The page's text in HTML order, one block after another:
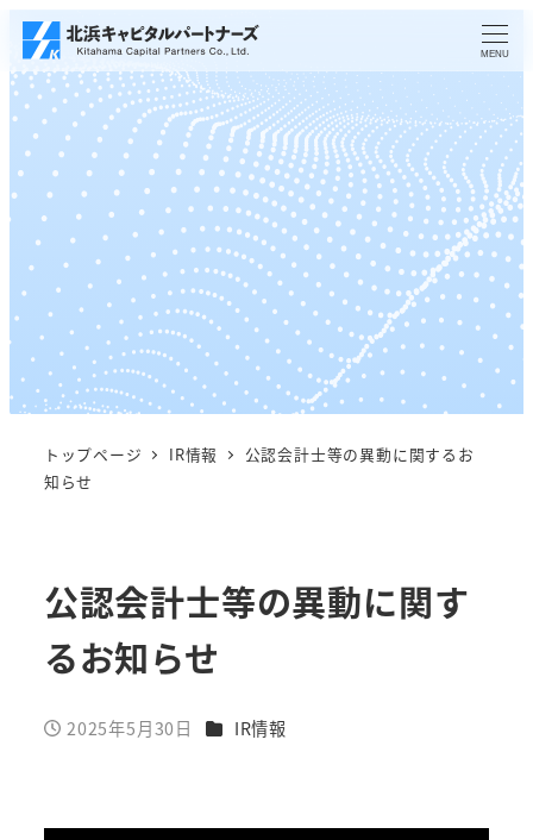
メ
イ
ン
コ
ン
テ
ン
へ
移
MENU
トップページ IR情報
公認会計士等の異動に関するお
知らせ
公認会計士等の異動に関す
るお知らせ
投稿日
2025年5月30日 カテゴリー
IR情報